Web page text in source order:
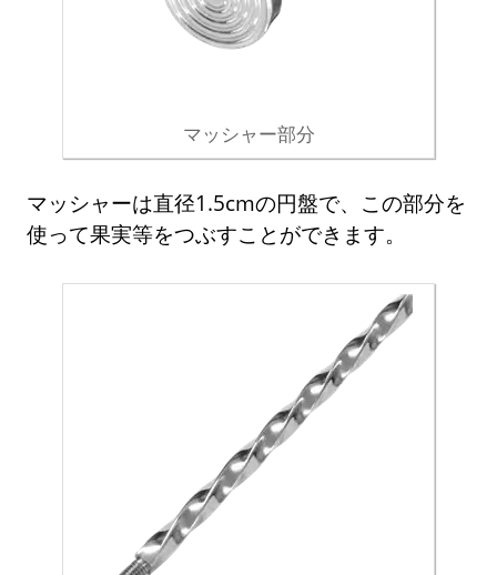
マッシャー部分
マッシャーは直径1.5cmの円盤で、この部分を
使って果実等をつぶすことができます。